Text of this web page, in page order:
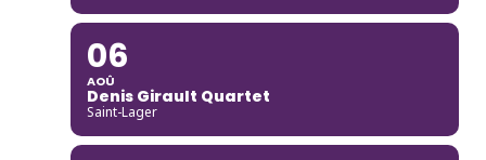
06
AOÛ
Denis Girault Quartet
Saint-Lager